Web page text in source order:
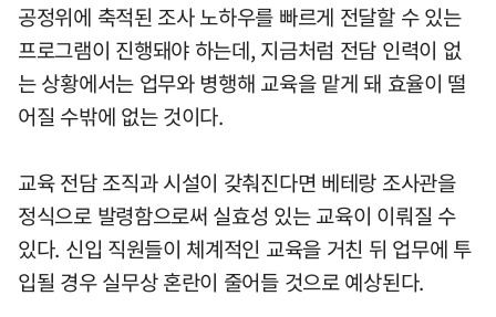
공정위에 축적된 조사 노하우를 빠르게 전달할 수 있는
프로그램이 진행돼야 하는데, 지금처럼 전담 인력이 없
는 상황에서는 업무와 병행해 교육을 맡게 돼 효율이 떨
어질 수밖에 없는 것이다.
교육 전담 조직과 시설이 갖춰진다면 베테랑 조사관을
정식으로 발령함으로써 실효성 있는 교육이 이뤄질 수
있다. 신입 직원들이 체계적인 교육을 거친 뒤 업무에 투
입될 경우 실무상 혼란이 줄어들 것으로 예상된다.